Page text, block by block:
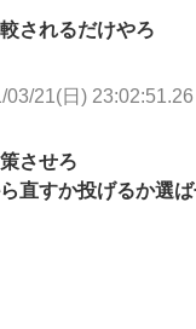
されるだけやろ
03/21(日)
させろ
直すか投げるか選